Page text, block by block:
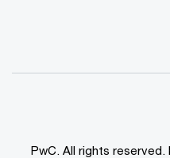
© 2025 - 2026 PwC. All rights